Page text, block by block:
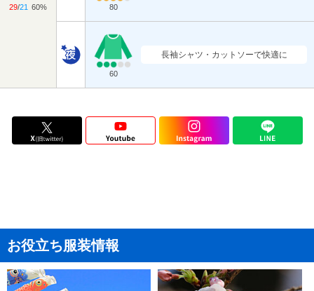
29/21 60% 80
60
長袖シャツ・カットソーで快適に
お役立ち服装情報